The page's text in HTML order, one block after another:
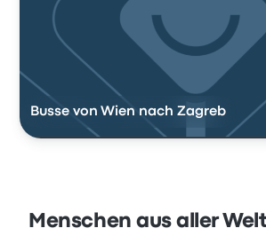
Busse von Wien nach Zagreb
Menschen aus aller